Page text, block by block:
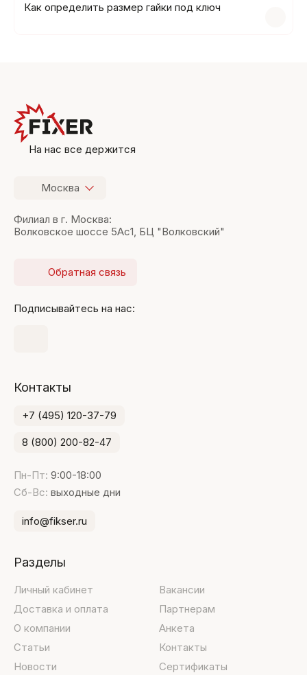
Как определить размер гайки под ключ
На нас все держится
Москва
Филиал в г. Москва:
Волковское шоссе 5Ас1, БЦ "Волковский"
Обратная связь
Подписывайтесь на нас:
Контакты
+7 (495) 120-37-79
8 (800) 200-82-47
Пн-Пт: 9:00-18:00
Сб-Вс: выходные дни
info@fikser.ru
Разделы
Личный кабинет
Доставка и оплата
О компании
Статьи
Новости
Вакансии
Партнерам
Анкета
Контакты
Сертификаты